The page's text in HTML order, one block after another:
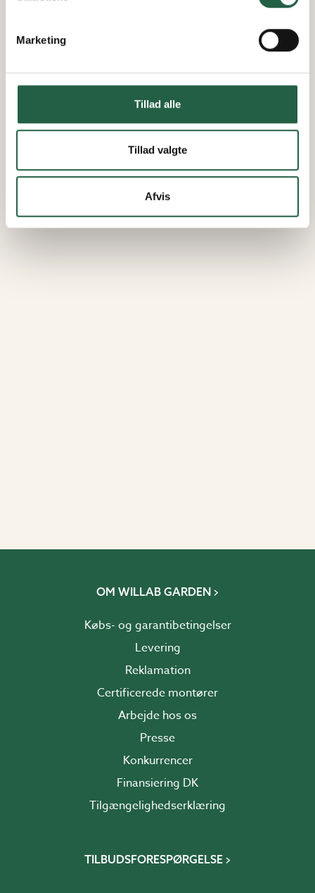
Marketing
Tillad alle
Tillad valgte
Afvis
OM WILLAB GARDEN
Købs- og garantibetingelser
Levering
Reklamation
Certificerede montører
Arbejde hos os
Presse
Konkurrencer
Finansiering DK
Tilgængelighedserklæring
TILBUDSFORESPØRGELSE